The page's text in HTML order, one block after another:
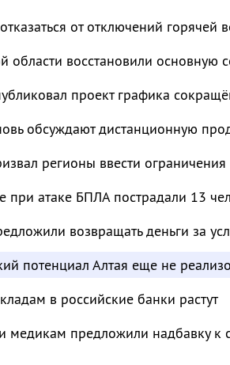
от отключений горячей
области восстановили основную
проект графика
обсуждают дистанционную
регионы ввести
при атаке БПЛА пострадали 13
возвращать деньги за
потенциал Алтая еще не
в российские банки растут
медикам предложили надбавку к